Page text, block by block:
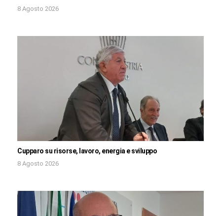
8 Agosto 2026
Cupparo su risorse, lavoro, energia e sviluppo
8 Agosto 2026